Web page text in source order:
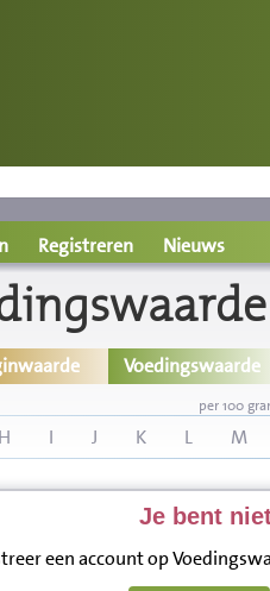
Registreren Nieuws
Voedingswaarde
per 100
H I J K L M
Je bent
een account op